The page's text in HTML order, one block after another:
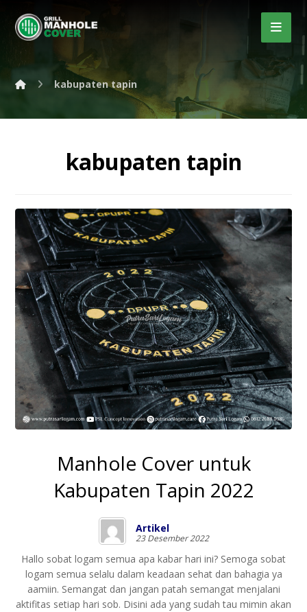
kabupaten tapin
kabupaten tapin
Manhole Cover untuk
Kabupaten Tapin 2022
Artikel
23 Desember 2022
Hallo sobat logam semua apa kabar hari ini? Semoga sobat
logam semua selalu dalam keadaan sehat dan bahagia ya
aamiin. Semangat dan jangan patah semangat menjalani
aktifitas setiap hari sob. Disini ada yang sudah tau mimin akan